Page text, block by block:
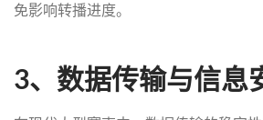
免影响转播进度。
3、数据传输与信息